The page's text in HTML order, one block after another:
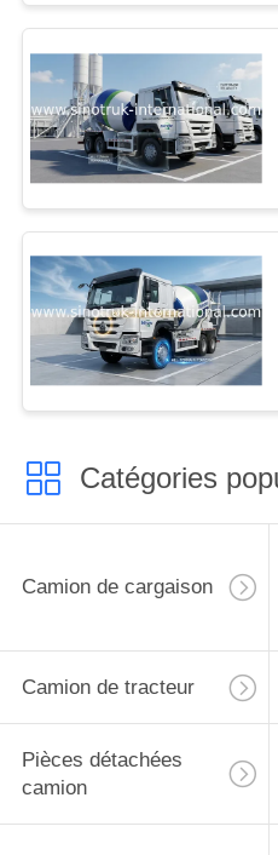
POLITIQUE
DE
Catégories
Camion de cargaison
Camion de tracteur
Pièces détachées
camion